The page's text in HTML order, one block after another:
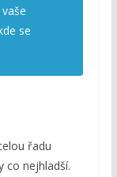
se
řadu
co nejhladší.